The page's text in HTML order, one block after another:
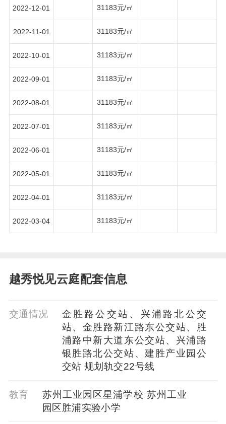
2022-12-01 31183元/㎡
2022-11-01 31183元/㎡
2022-10-01 31183元/㎡
2022-09-01 31183元/㎡
2022-08-01 31183元/㎡
2022-07-01 31183元/㎡
2022-06-01 31183元/㎡
2022-05-01 31183元/㎡
2022-04-01 31183元/㎡
2022-03-04 31183元/㎡
越秀悦见云庭配套信息
交通情况
金胜路公交站、兴浦路北公交
站、金胜路新江路东公交站、胜
浦路中新大道东公交站、兴浦路
银胜路北公交站、建胜产业园公
交站 规划轨交22号线
教育
苏州工业园区星浦学校 苏州工业
园区胜浦实验小学